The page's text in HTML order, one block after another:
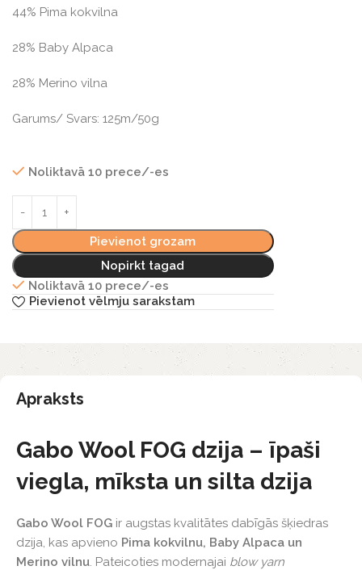
44% Pima kokvilna
28% Baby Alpaca
28% Merino vilna
Garums/ Svars: 125m/50g
Noliktavā 10 prece/-es
Pievienot grozam
Nopirkt tagad
Noliktavā 10 prece/-es
Pievienot vēlmju sarakstam
Apraksts
Gabo Wool FOG dzija – īpaši
viegla, mīksta un silta dzija
Gabo Wool FOG ir augstas kvalitātes dabīgās šķiedras
dzija, kas apvieno Pima kokvilnu, Baby Alpaca un
Merino vilnu. Pateicoties modernajai blow yarn